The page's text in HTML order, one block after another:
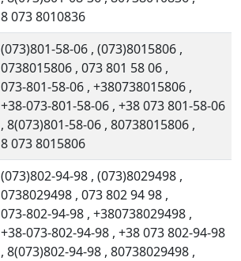
8 073 8010836
(073)801-58-06 , (073)8015806 ,
0738015806 , 073 801 58 06 ,
073-801-58-06 , +380738015806 ,
+38-073-801-58-06 , +38 073 801-58-06
, 8(073)801-58-06 , 80738015806 ,
8 073 8015806
(073)802-94-98 , (073)8029498 ,
0738029498 , 073 802 94 98 ,
073-802-94-98 , +380738029498 ,
+38-073-802-94-98 , +38 073 802-94-98
, 8(073)802-94-98 , 80738029498 ,